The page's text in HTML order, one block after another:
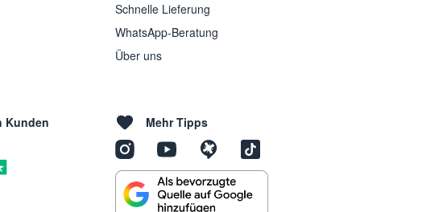
Schnelle Lieferung
WhatsApp-Beratung
Über uns
Kunden Mehr Tipps